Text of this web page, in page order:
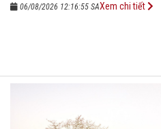
06/08/2026 12:16:55 SAXem chi tiết